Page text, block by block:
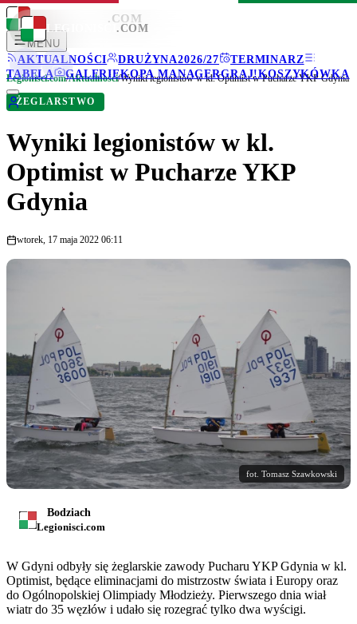
LEGIONISCI .COM
MENU
AKTUALNOŚCI
DRUŻYNA2026/27
TERMINARZ
TABELA
GALERIEKOPA MANAGERGRAJ!KOSZYKÓWKA
LEGIONISCI .COM
Legionisci.com/Aktualności/Wyniki legionistów w kl. Optimist w Pucharze YKP Gdynia
ŻEGLARSTWO
Wyniki legionistów w kl.
Optimist w Pucharze YKP
Gdynia
wtorek, 17 maja 2022 06:11
fot. Tomasz Szawkowski
Bodziach
Legionisci.com
W Gdyni odbyły się żeglarskie zawody Pucharu YKP Gdynia w kl.
Optimist, będące eliminacjami do mistrzostw świata i Europy oraz
do Ogólnopolskiej Olimpiady Młodzieży. Pierwszego dnia wiał
wiatr do 35 węzłów i udało się rozegrać tylko dwa wyścigi.